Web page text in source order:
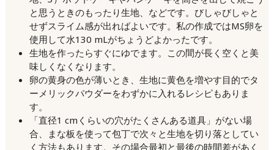
と思うときのもったり生地、などです。びしゃびしゃと
せずスライム感が出ればよいです。私の作成ではMS卵を
使用して水130 mLがちょうどよかったです。
生地を作ったらすぐにゆでます。この間が長く空くと美
味しくなくなります。
卵の黄身の色が薄いとき、生地に黄色を増やす目的でタ
ーメリックパウダーをわずかに入れるレシピもありま
す。
「直径1 cmくらいの穴がたくさんある道具」がない場
合、まな板を使って包丁で次々と生地を切り落としてい
く方法もあります。その場合最初と最後の時間差があく